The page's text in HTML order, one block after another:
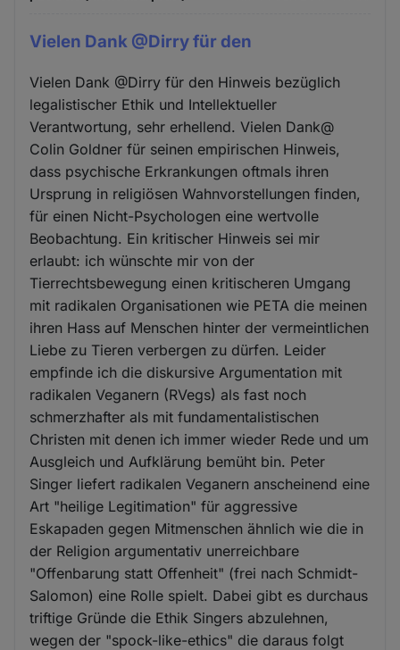
Vielen Dank @Dirry für den
Vielen Dank @Dirry für den Hinweis bezüglich
legalistischer Ethik und Intellektueller
Verantwortung, sehr erhellend. Vielen Dank@
Colin Goldner für seinen empirischen Hinweis,
dass psychische Erkrankungen oftmals ihren
Ursprung in religiösen Wahnvorstellungen finden,
für einen Nicht-Psychologen eine wertvolle
Beobachtung. Ein kritischer Hinweis sei mir
erlaubt: ich wünschte mir von der
Tierrechtsbewegung einen kritischeren Umgang
mit radikalen Organisationen wie PETA die meinen
ihren Hass auf Menschen hinter der vermeintlichen
Liebe zu Tieren verbergen zu dürfen. Leider
empfinde ich die diskursive Argumentation mit
radikalen Veganern (RVegs) als fast noch
schmerzhafter als mit fundamentalistischen
Christen mit denen ich immer wieder Rede und um
Ausgleich und Aufklärung bemüht bin. Peter
Singer liefert radikalen Veganern anscheinend eine
Art "heilige Legitimation" für aggressive
Eskapaden gegen Mitmenschen ähnlich wie die in
der Religion argumentativ unerreichbare
"Offenbarung statt Offenheit" (frei nach Schmidt-
Salomon) eine Rolle spielt. Dabei gibt es durchaus
triftige Gründe die Ethik Singers abzulehnen,
wegen der "spock-like-ethics" die daraus folgt